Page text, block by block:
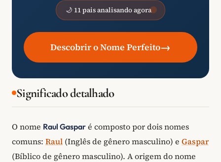
🌙 11 pais analisando agora
Descobrir o Nome Perfeito→
Significado detalhado
O nome Raul Gaspar é composto por dois nomes
comuns: Raul (Inglês de gênero masculino) e Gaspar
(Bíblico de gênero masculino). A origem do nome